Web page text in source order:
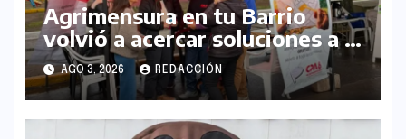
Agrimensura en tu Barrio
volvió a acercar soluciones a la
comunidad en La Matanza
AGO 3, 2026 REDACCIÓN